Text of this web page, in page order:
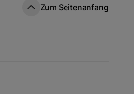
Zum Seitenanfang